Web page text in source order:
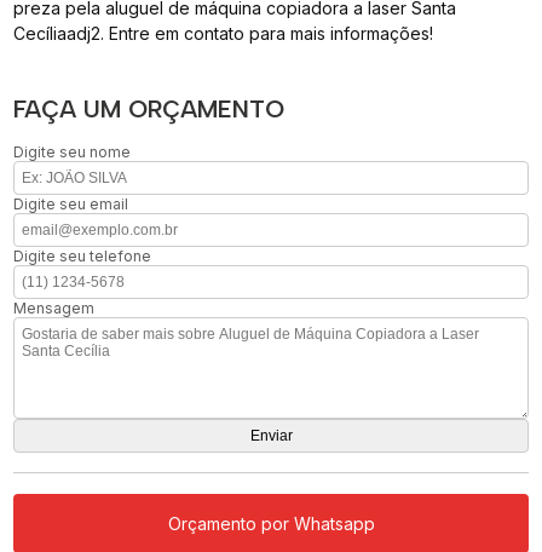
preza pela aluguel de máquina copiadora a laser Santa
Cecíliaadj2. Entre em contato para mais informações!
FAÇA UM ORÇAMENTO
Digite seu nome
Digite seu email
Digite seu telefone
Mensagem
Orçamento por Whatsapp